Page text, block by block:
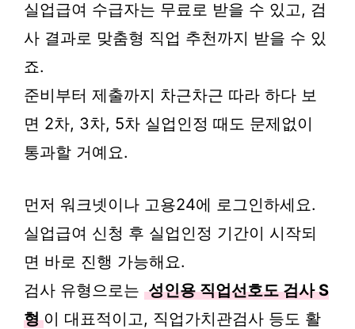
실업급여 수급자는 무료로 받을 수 있고, 검
사 결과로 맞춤형 직업 추천까지 받을 수 있
죠.
준비부터 제출까지 차근차근 따라 하다 보
면 2차, 3차, 5차 실업인정 때도 문제없이
통과할 거예요.
먼저 워크넷이나 고용24에 로그인하세요.
실업급여 신청 후 실업인정 기간이 시작되
면 바로 진행 가능해요.
검사 유형으로는 성인용 직업선호도 검사 S
형 이 대표적이고, 직업가치관검사 등도 활